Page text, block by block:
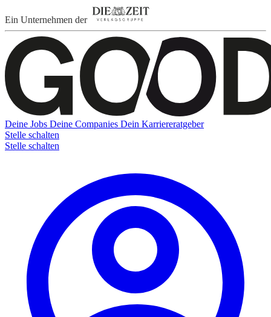
Ein Unternehmen der
Deine Jobs Deine Companies Dein Karriereratgeber
Stelle schalten
Stelle schalten